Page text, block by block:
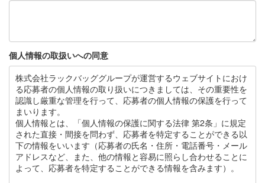
個人情報の取扱いへの同意
株式会社ラックバッググループが運営するウェブサイトにおけ
る応募者の個人情報の取り扱いにつきましては、その重要性を
認識し厳重な管理を行って、応募者の個人情報の保護を行って
まいります。
個人情報とは、「個人情報の保護に関する法律 第2条」に規定
された直接・間接を問わず、応募者を特定することができる以
下の情報をいいます（応募者の氏名・住所・電話番号・メール
アドレスなど、また、他の情報と容易に照らし合わせることに
よって、応募者を特定することができる情報を含みます）。